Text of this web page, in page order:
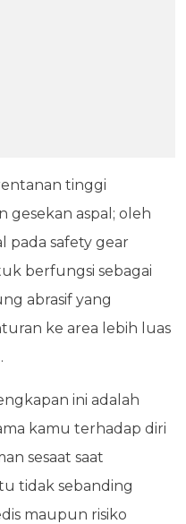
tinggi
gesekan aspal; oleh
pada safety gear
berfungsi sebagai
abrasif yang
ke area lebih luas
ini adalah
kamu terhadap diri
sesaat saat
tidak sebanding
maupun risiko